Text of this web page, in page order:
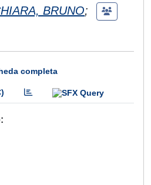
BRUNO;
completa